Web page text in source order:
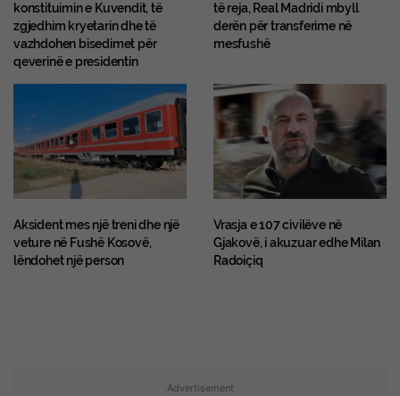
konstituimin e Kuvendit, të
zgjedhim kryetarin dhe të
vazhdohen bisedimet për
qeverinë e presidentin
të reja, Real Madridi mbyll
derën për transferime në
mesfushë
Aksident mes një treni dhe një
veture në Fushë Kosovë,
lëndohet një person
Vrasja e 107 civilëve në
Gjakovë, i akuzuar edhe Milan
Radoiçiq
Advertisement